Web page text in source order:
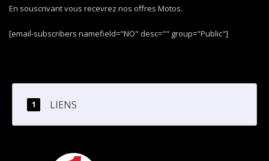
En souscrivant vous recevrez nos offres Motos.
[email-subscribers namefield="NO" desc="" group="Public"]
LIENS